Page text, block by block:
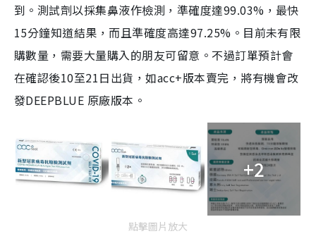
到。測試劑以採集鼻液作檢測，準確度達99.03%，最快
15分鐘知道結果，而且準確度高達97.25%。目前未有限
購數量，需要大量購入的朋友可留意。不過訂單預計會
在確認後10至21日出貨，如acc+版本賣完，將有機會改
發DEEPBLUE 原廠版本。
+2
點擊圖片放大